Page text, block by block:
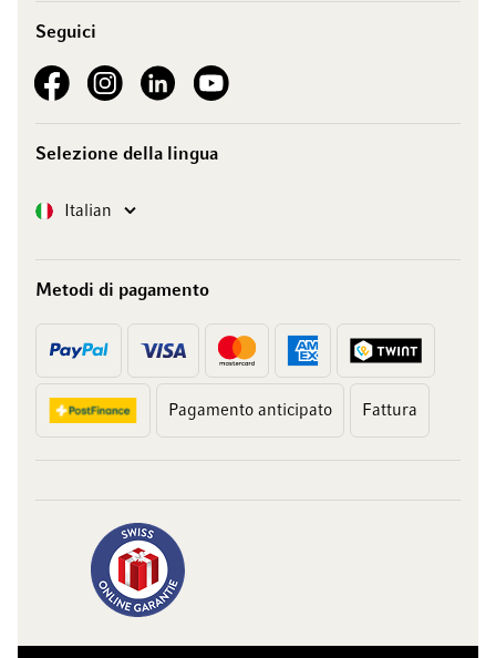
Seguici
See our FacebookSee our Instagram account
See our LinkedInSee our YouTube channel
Selezione della lingua
Lingua Italian
Metodi di pagamento
Pagamento anticipato Fattura